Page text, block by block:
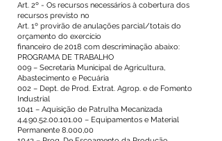
Art. 2º - Os recursos necessários à cobertura dos
recursos previsto no
Art. 1º provirão de anulações parcial/totais do
orçamento do exercício
financeiro de 2018 com descriminação abaixo:
PROGRAMA DE TRABALHO
009 – Secretaria Municipal de Agricultura,
Abastecimento e Pecuária
002 – Dept. de Prod. Extrat. Agrop. e de Fomento
Industrial
1041 – Aquisição de Patrulha Mecanizada
4.4.90.52.00.101.00 – Equipamentos e Material
Permanente 8.000,00